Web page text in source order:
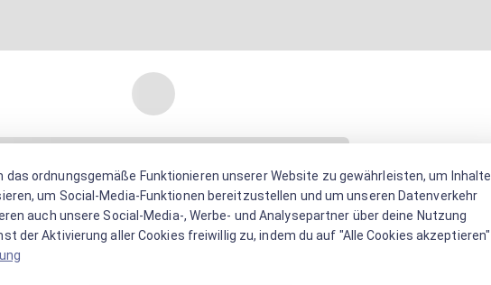
das ordnungsgemäße Funktionieren unserer Website zu gewährleisten, um Inhalte
um Social-Media-Funktionen bereitzustellen und um unseren Datenverkehr
auch unsere Social-Media-, Werbe- und Analysepartner über deine Nutzung
der Aktivierung aller Cookies freiwillig zu, indem du auf "Alle Cookies akzeptieren"